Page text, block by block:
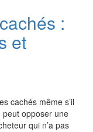
:
et
cachés même s’il
opposer une
qui n’a pas